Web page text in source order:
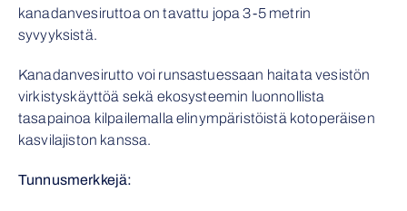
kanadanvesiruttoa on tavattu jopa 3-5 metrin
syvyyksistä.
Kanadanvesirutto voi runsastuessaan haitata vesistön
virkistyskäyttöä sekä ekosysteemin luonnollista
tasapainoa kilpailemalla elinympäristöistä kotoperäisen
kasvilajiston kanssa.
Tunnusmerkkejä: